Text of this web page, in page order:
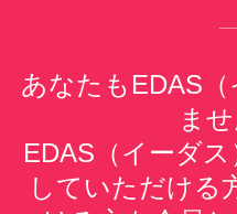
あなたもEDAS
ませ
EDAS（イーダ
していただける